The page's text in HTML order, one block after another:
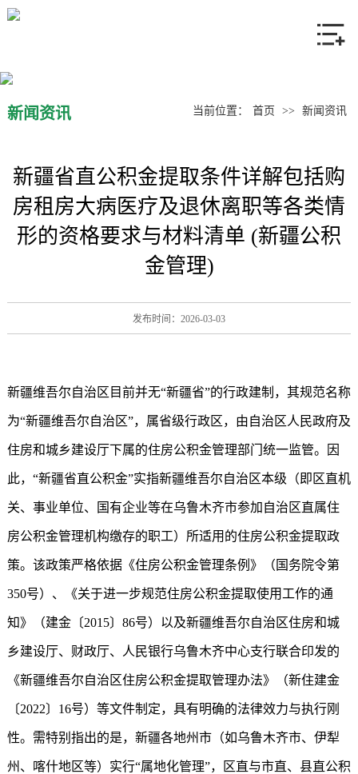
产品中心
联系我们
新闻资讯 当前位置： 首页 >> 新闻资讯
新疆省直公积金提取条件详解包括购
房租房大病医疗及退休离职等各类情
形的资格要求与材料清单 (新疆公积
金管理)
发布时间：2026-03-03
新疆维吾尔自治区目前并无“新疆省”的行政建制，其规范名称
为“新疆维吾尔自治区”，属省级行政区，由自治区人民政府及
住房和城乡建设厅下属的住房公积金管理部门统一监管。因
此，“新疆省直公积金”实指新疆维吾尔自治区本级（即区直机
关、事业单位、国有企业等在乌鲁木齐市参加自治区直属住
房公积金管理机构缴存的职工）所适用的住房公积金提取政
策。该政策严格依据《住房公积金管理条例》（国务院令第
350号）、《关于进一步规范住房公积金提取使用工作的通
知》（建金〔2015〕86号）以及新疆维吾尔自治区住房和城
乡建设厅、财政厅、人民银行乌鲁木齐中心支行联合印发的
《新疆维吾尔自治区住房公积金提取管理办法》（新住建金
〔2022〕16号）等文件制定，具有明确的法律效力与执行刚
性。需特别指出的是，新疆各地州市（如乌鲁木齐市、伊犁
州、喀什地区等）实行“属地化管理”，区直与市直、县直公积